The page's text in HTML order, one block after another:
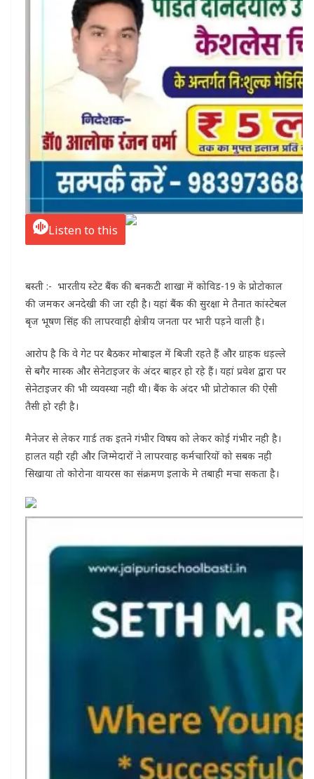
Listen to this
बस्ती :- भारतीय स्टेट बैंक की बनकटी शाखा में कोविड-19 के प्रोटोकाल
की जमकर अनदेखी की जा रही है। यहां बैंक की सुरक्षा मे तैनात कांस्टेबल
बृज भूषण सिंह की लापरवाही क्षेत्रीय जनता पर भारी पड़ने वाली है।
आरोप है कि वे गेट पर बैठकर मोबाइल में बिजी रहते हैं और ग्राहक धड़ल्ले
से बगैर मास्क और सेनेटाइजर के अंदर बाहर हो रहे हैं। यहां प्रवेश द्वारा पर
सेनेटाइजर की भी व्यवस्था नही थी। बैंक के अंदर भी प्रोटोकाल की ऐसी
तैसी हो रही है।
मैनेजर से लेकर गार्ड तक इतने गंभीर विषय को लेकर कोई गंभीर नही है।
हालत यही रही और जिम्मेदारों ने लापरवाह कर्मचारियों को सबक नही
सिखाया तो कोरोना वायरस का संक्रमण इलाके मे तबाही मचा सकता है।